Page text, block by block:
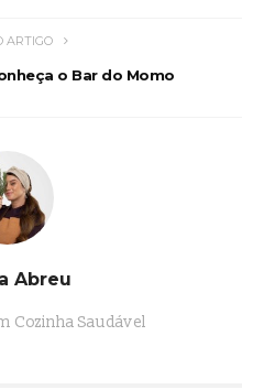
ARTIGO
o Bar do Momo
Abreu
Cozinha Saudável